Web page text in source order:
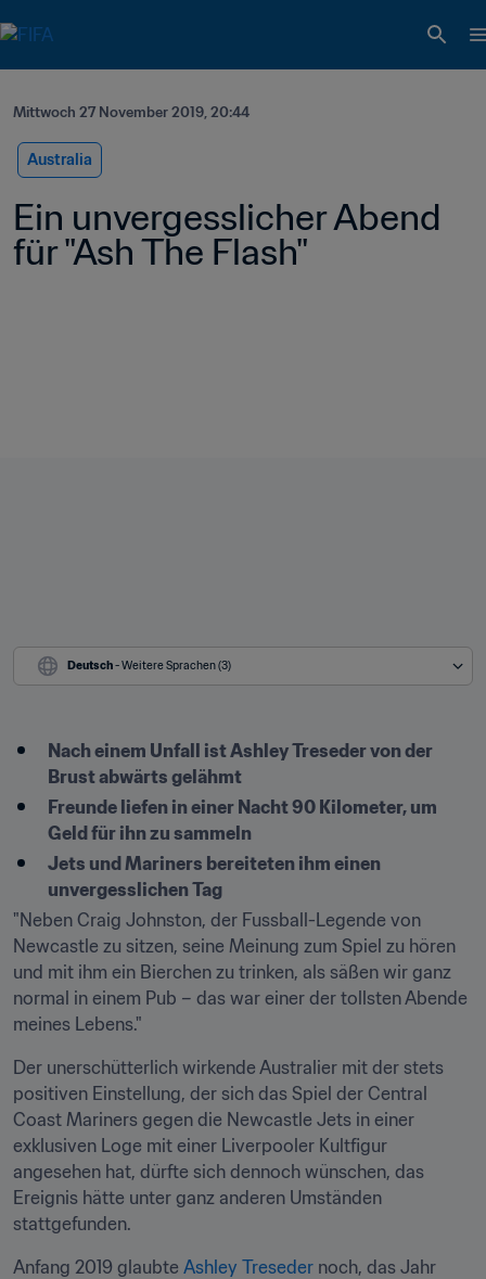
Mittwoch 27 November 2019, 20:44
Australia
Ein unvergesslicher Abend
für "Ash The Flash"
Deutsch - Weitere Sprachen (3)
Nach einem Unfall ist Ashley Treseder von der
Brust abwärts gelähmt
Freunde liefen in einer Nacht 90 Kilometer, um
Geld für ihn zu sammeln
Jets und Mariners bereiteten ihm einen
unvergesslichen Tag
"Neben Craig Johnston, der Fussball-Legende von
Newcastle zu sitzen, seine Meinung zum Spiel zu hören
und mit ihm ein Bierchen zu trinken, als säßen wir ganz
normal in einem Pub – das war einer der tollsten Abende
meines Lebens."
Der unerschütterlich wirkende Australier mit der stets
positiven Einstellung, der sich das Spiel der Central
Coast Mariners gegen die Newcastle Jets in einer
exklusiven Loge mit einer Liverpooler Kultfigur
angesehen hat, dürfte sich dennoch wünschen, das
Ereignis hätte unter ganz anderen Umständen
stattgefunden.
Anfang 2019 glaubte Ashley Treseder noch, das Jahr